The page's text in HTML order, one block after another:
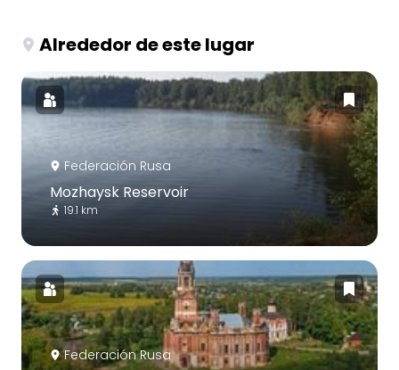
Alrededor de este lugar
Federación Rusa
Mozhaysk Reservoir
19.1 km
Federación Rusa